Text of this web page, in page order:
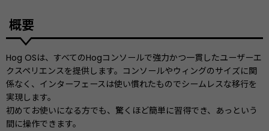
概要
Hog OSは、すべてのHogコンソールで強力かつ一貫したユーザーエ
クスペリエンスを提供します。コンソールやウィングのサイズに関
係なく、インターフェースは使い慣れたものでシームレスな移行を
実現します。
初めてお使いになる方でも、驚くほど簡単に習得でき、あっという
間に操作できます。